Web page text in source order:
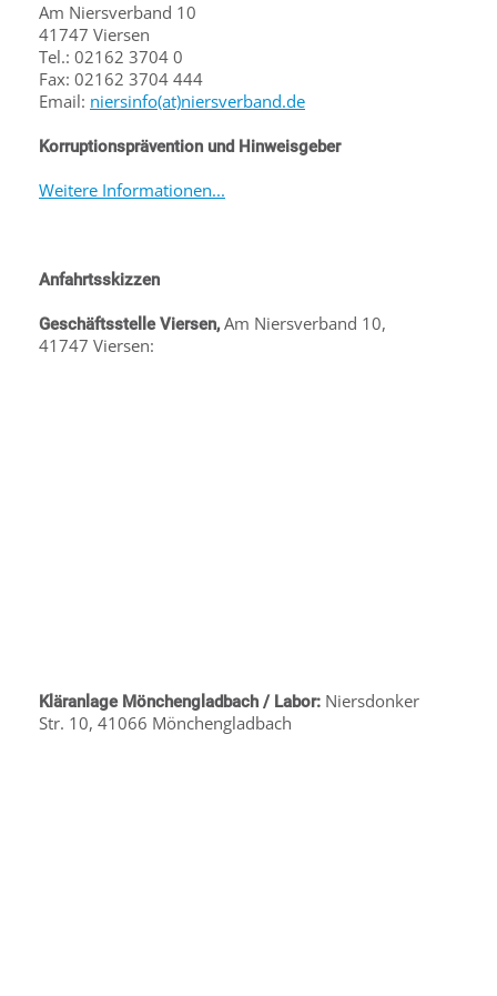
Am Niersverband 10
41747 Viersen
Tel.: 02162 3704 0
Fax: 02162 3704 444
Email: niersinfo(at)niersverband.de
Korruptionsprävention und Hinweisgeber
Weitere Informationen...
Anfahrtsskizzen
Geschäftsstelle Viersen,Am Niersverband 10,
41747 Viersen:
Kläranlage Mönchengladbach / Labor: Niersdonker
Str. 10, 41066 Mönchengladbach